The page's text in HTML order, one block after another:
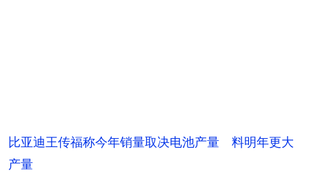
比亚迪王传福称今年销量取决电池产量 料明年更大
产量